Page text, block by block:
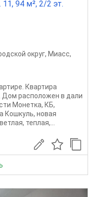
94 м², 2/2 эт.
округ, Миасс,
Квартира
Дом расположен в дали
Монетка, КБ,
Кошкуль, новая
теплая,...